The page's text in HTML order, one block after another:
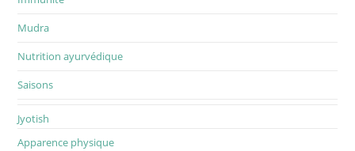
Mudra
Nutrition ayurvédique
Saisons
Jyotish
Apparence physique